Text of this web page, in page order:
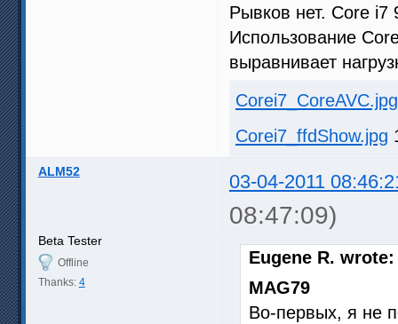
Рывков нет. Core i7
Использование
выравнивает
Corei7_CoreAVC.jpg
Corei7_ffdShow.jpg
ALM52 03-04-2011
08:47:09)
Beta Tester
Offline
Thanks: 4
Eugene R. wrote:
MAG79
Во-первых, я не